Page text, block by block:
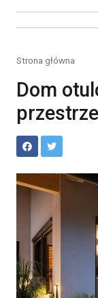
Strona główna
Dom